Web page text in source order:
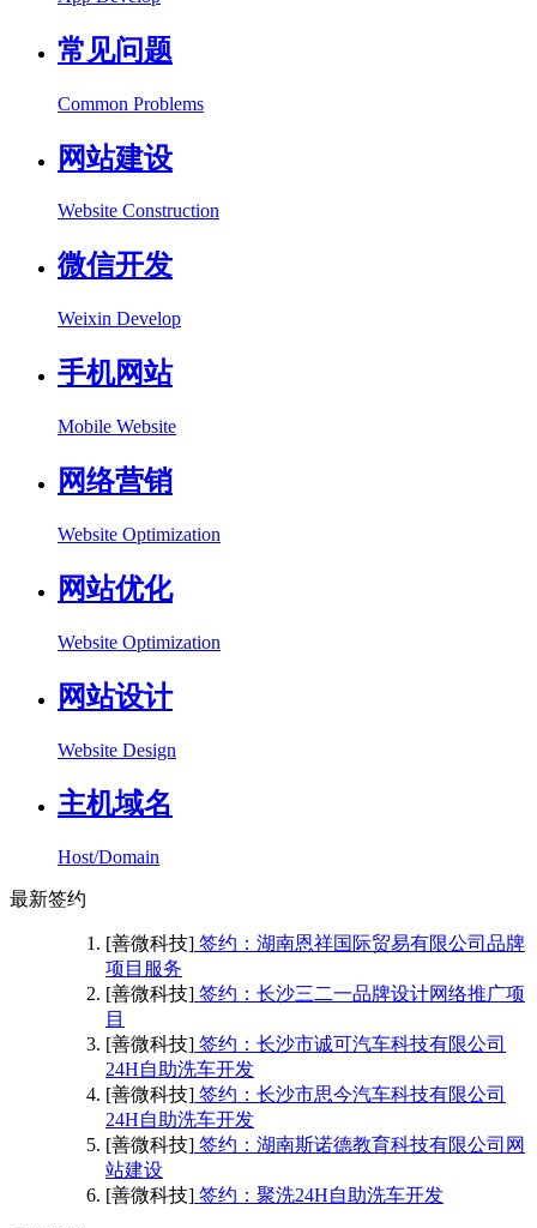
常见问题
Common Problems
网站建设
Website Construction
微信开发
Weixin Develop
手机网站
Mobile Website
网络营销
Website Optimization
网站优化
Website Optimization
网站设计
Website Design
主机域名
Host/Domain
最新签约
[善微科技] 签约：湖南恩祥国际贸易有限公司品牌
项目服务
[善微科技] 签约：长沙三二一品牌设计网络推广项
目
[善微科技] 签约：长沙市诚可汽车科技有限公司
24H自助洗车开发
[善微科技] 签约：长沙市思今汽车科技有限公司
24H自助洗车开发
[善微科技] 签约：湖南斯诺德教育科技有限公司网
站建设
[善微科技] 签约：聚洗24H自助洗车开发